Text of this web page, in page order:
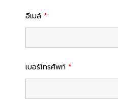
อีเมล์ *
เบอร์โทรศัพท์ *